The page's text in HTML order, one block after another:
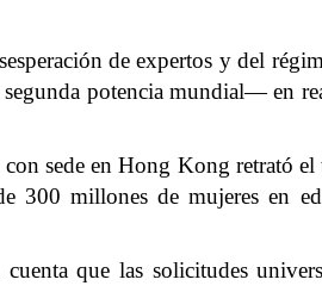
de expertos y del
potencia mundial— en
sede en Hong Kong retrató
millones de mujeres en
que las solicitudes